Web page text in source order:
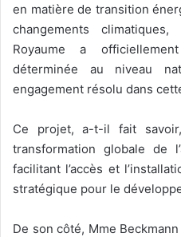
en matière de transition
changements
Royaume a
déterminée au niveau
engagement résolu dans
Ce projet, a-t-il fait
transformation globale de
facilitant l’accès et
stratégique pour le
De son côté, Mme